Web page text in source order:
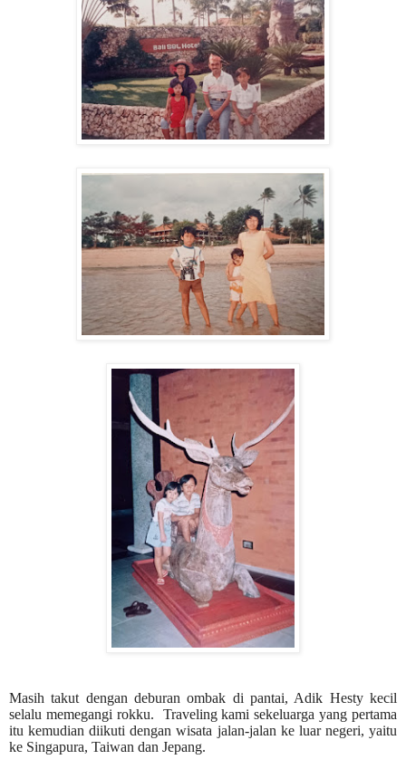
Masih takut dengan deburan ombak di pantai, Adik Hesty kecil
selalu memegangi rokku. Traveling kami sekeluarga yang pertama
itu kemudian diikuti dengan wisata jalan-jalan ke luar negeri, yaitu
ke Singapura, Taiwan dan Jepang.